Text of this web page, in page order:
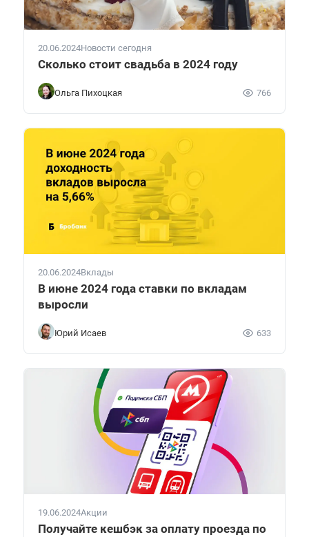
20.06.2024Новости сегодня
Сколько стоит свадьба в 2024 году
Ольга Пихоцкая 766
20.06.2024Вклады
В июне 2024 года ставки по вкладам
выросли
Юрий Исаев 633
19.06.2024Акции
Получайте кешбэк за оплату проезда по